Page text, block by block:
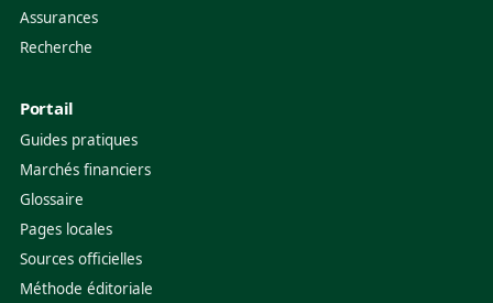
Assurances
Recherche
Portail
Guides pratiques
Marchés financiers
Glossaire
Pages locales
Sources officielles
Méthode éditoriale